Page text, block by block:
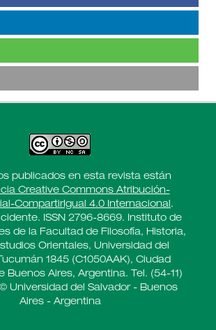
publicados en esta revista están
Creative Commons Atribución-
CompartirIgual 4.0 Internacional .
ISSN 2796-8669. Instituto de
de la Facultad de Filosofía, Historia,
Orientales, Universidad del
1845 (C1050AAK), Ciudad
Buenos Aires, Argentina. Tel. (54-11)
Universidad del Salvador - Buenos
Aires - Argentina